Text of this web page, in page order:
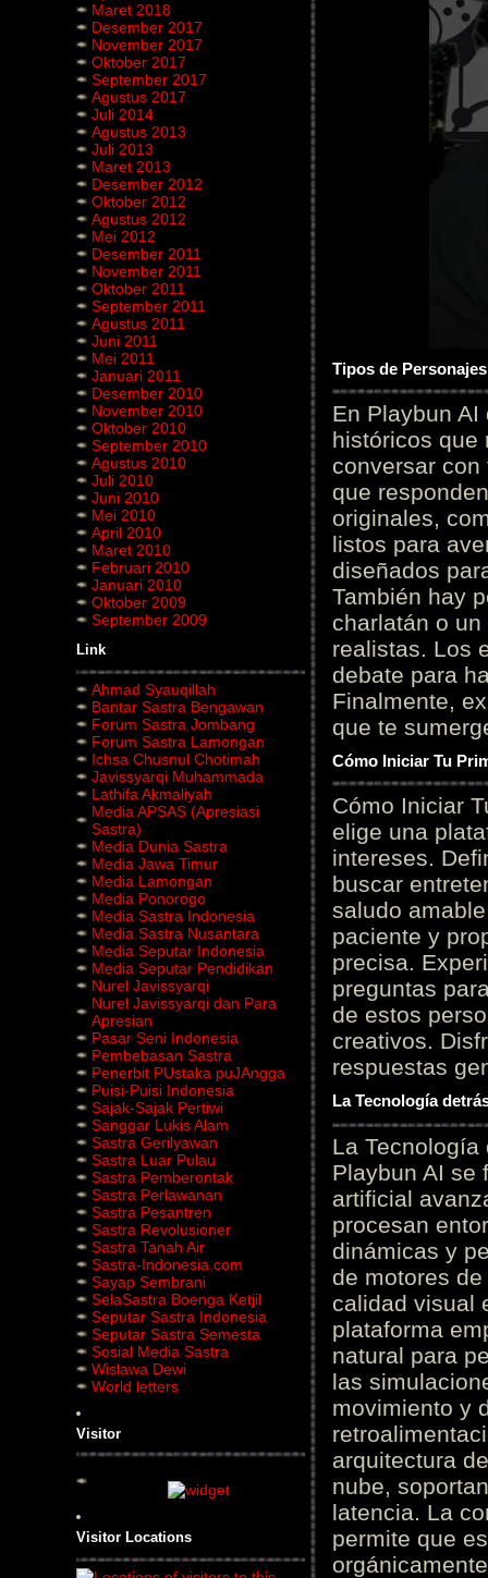
Maret 2018
Desember 2017
November 2017
Oktober 2017
September 2017
Agustus 2017
Juli 2014
Agustus 2013
Juli 2013
Maret 2013
Desember 2012
Oktober 2012
Agustus 2012
Mei 2012
Desember 2011
November 2011
Oktober 2011
September 2011
Agustus 2011
Juni 2011
Mei 2011
Januari 2011
Desember 2010
November 2010
Oktober 2010
September 2010
Agustus 2010
Juli 2010
Juni 2010
Mei 2010
April 2010
Maret 2010
Februari 2010
Januari 2010
Oktober 2009
September 2009
Link
Ahmad Syauqillah
Bantar Sastra Bengawan
Forum Sastra Jombang
Forum Sastra Lamongan
Ichsa Chusnul Chotimah
Javissyarqi Muhammada
Lathifa Akmaliyah
Media APSAS (Apresiasi
Sastra)
Media Dunia Sastra
Media Jawa Timur
Media Lamongan
Media Ponorogo
Media Sastra Indonesia
Media Sastra Nusantara
Media Seputar Indonesia
Media Seputar Pendidikan
Nurel Javissyarqi
Nurel Javissyarqi dan Para
Apresian
Pasar Seni Indonesia
Pembebasan Sastra
Penerbit PUstaka puJAngga
Puisi-Puisi Indonesia
Sajak-Sajak Pertiwi
Sanggar Lukis Alam
Sastra Gerilyawan
Sastra Luar Pulau
Sastra Pemberontak
Sastra Perlawanan
Sastra Pesantren
Sastra Revolusioner
Sastra Tanah Air
Sastra-Indonesia.com
Sayap Sembrani
SelaSastra Boenga Ketjil
Seputar Sastra Indonesia
Seputar Sastra Semesta
Sosial Media Sastra
Wislawa Dewi
World letters
Visitor
Visitor Locations
Tipos de
En Playbun
históricos que
conversar
que
originales,
listos para
diseñados
También hay
charlatán o
realistas. Los
debate para
Finalmente,
que te
Cómo Iniciar Tu
Cómo Iniciar
elige una
intereses.
buscar
saludo
paciente y
precisa.
preguntas
de estos
creativos.
respuestas
La Tecnología
La
Playbun AI se
artificial
procesan
dinámicas y
de motores
calidad visual
plataforma
natural para
las
movimiento y
arquitectura
nube,
latencia. La
permite que